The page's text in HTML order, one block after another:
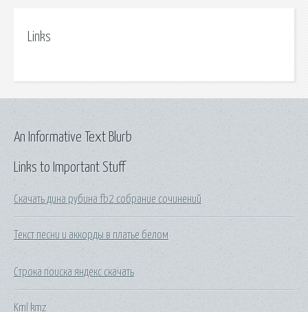
Links
Links to Important Stuff
Скачать дина рубина fb2 собрание сочинений
Текст песни и аккорды в платье белом
Строка поиска яндекс скачать
Kml kmz
An Informative Text Blurb